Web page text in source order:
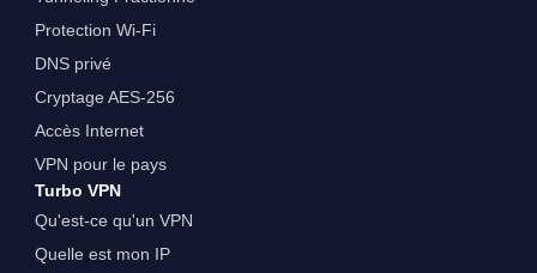
Protection Wi-Fi
DNS privé
Cryptage AES-256
Accès Internet
VPN pour le pays
Turbo VPN
Qu'est-ce qu'un VPN
Quelle est mon IP